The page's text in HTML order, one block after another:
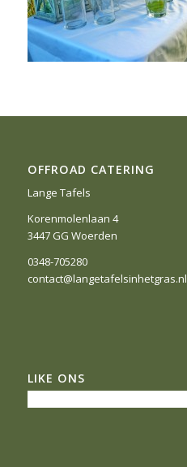
OFFROAD CATERING
Lange Tafels
Korenmolenlaan 4
3447 GG Woerden
0348-705280
contact@langetafelsinhetgras.nl
LIKE ONS